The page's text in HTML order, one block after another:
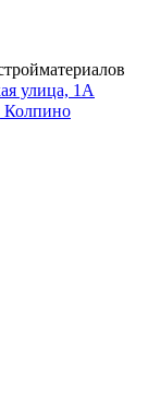
улица, 1А
Колпино